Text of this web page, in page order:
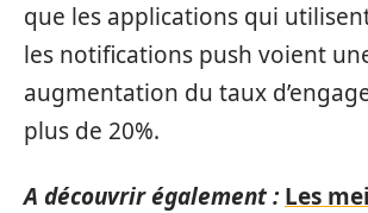
que les applications qui
les notifications push voient
augmentation du taux
plus de 20%.
A découvrir également : Les